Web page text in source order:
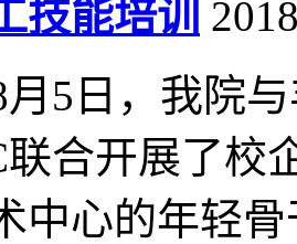
技能培训
月5日，我院
联合开展了校
中心的年轻